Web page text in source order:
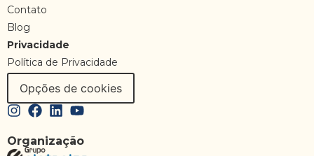
Contato
Blog
Privacidade
Política de Privacidade
Opções de cookies
Organização